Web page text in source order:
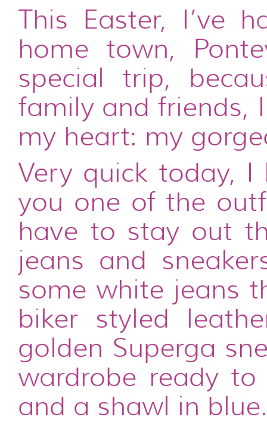
This Easter, I’ve
home town,
special trip,
family and friends,
my heart: my
Very quick today,
you one of the
have to stay out
jeans and
some white jeans
biker styled
golden Superga
wardrobe ready
and a shawl in blue.